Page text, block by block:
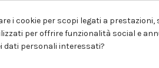
i cookie per scopi legati a
per offrire funzionalità social e
dati personali interessati?